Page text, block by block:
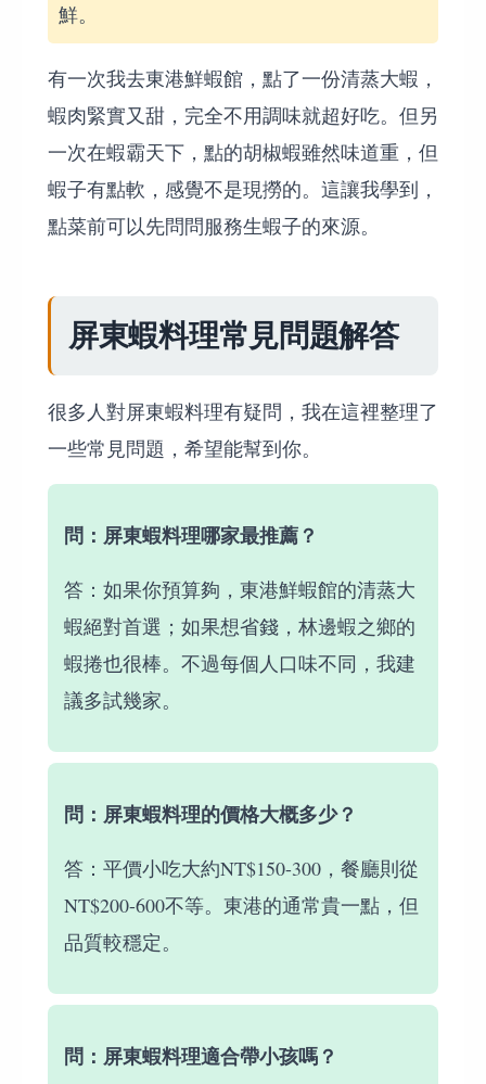
鮮。
有一次我去東港鮮蝦館，點了一份清蒸大蝦，
蝦肉緊實又甜，完全不用調味就超好吃。但另
一次在蝦霸天下，點的胡椒蝦雖然味道重，但
蝦子有點軟，感覺不是現撈的。這讓我學到，
點菜前可以先問問服務生蝦子的來源。
屏東蝦料理常見問題解答
很多人對屏東蝦料理有疑問，我在這裡整理了
一些常見問題，希望能幫到你。
問：屏東蝦料理哪家最推薦？
答：如果你預算夠，東港鮮蝦館的清蒸大
蝦絕對首選；如果想省錢，林邊蝦之鄉的
蝦捲也很棒。不過每個人口味不同，我建
議多試幾家。
問：屏東蝦料理的價格大概多少？
答：平價小吃大約NT$150-300，餐廳則從
NT$200-600不等。東港的通常貴一點，但
品質較穩定。
問：屏東蝦料理適合帶小孩嗎？